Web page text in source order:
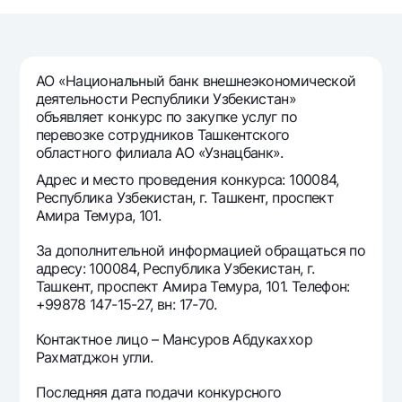
Золотые слитки от НБУ
Серебряный депозит
Visa FIFA
Mastercard
Зарплатные
Garmin pay
Тарифы
Акции
Мобильное приложение Milliy
Часто задаваемые вопросы
Ищите по сайту
Найти
Полезные ссылки
Часто задаваемые вопросы
Пресс-центр
АО «Национальный банк внешнеэкономической
деятельности Республики Узбекистан»
объявляет конкурс по закупке услуг по
перевозке сотрудников Ташкентского
областного филиала АО «Узнацбанк».
Адрес и место проведения конкурса: 100084,
Республика Узбекистан, г. Ташкент, проспект
Амира Темура, 101.
За дополнительной информацией обращаться по
адресу: 100084, Республика Узбекистан, г.
Ташкент, проспект Амира Темура, 101. Телефон:
+99878 147-15-27, вн: 17-70.
Контактное лицо – Мансуров Абдукаххор
Рахматджон угли.
Последняя дата подачи конкурсного